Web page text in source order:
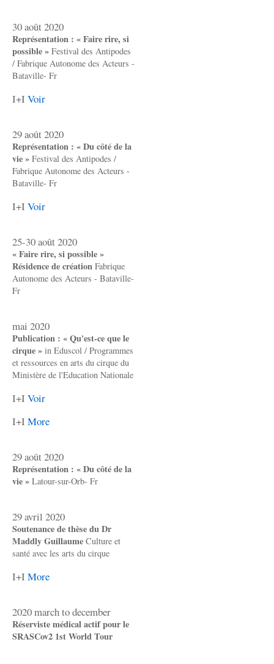
30 août 2020
Représentation : « Faire rire, si
possible » Festival des Antipodes
/ Fabrique Autonome des Acteurs -
Bataville- Fr
I+I Voir
29 août 2020
Représentation : « Du côté de la
vie » Festival des Antipodes /
Fabrique Autonome des Acteurs -
Bataville- Fr
I+I Voir
25-30 août 2020
« Faire rire, si possible »
Résidence de création Fabrique
Autonome des Acteurs - Bataville-
Fr
mai 2020
Publication : « Qu'est-ce que le
cirque » in Eduscol / Programmes
et ressources en arts du cirque du
Ministère de l'Education Nationale
I+I Voir
I+I More
29 août 2020
Représentation : « Du côté de la
vie » Latour-sur-Orb- Fr
29 avril 2020
Soutenance de thèse du Dr
Maddly Guillaume Culture et
santé avec les arts du cirque
I+I More
2020 march to december
Réserviste médical actif pour le
SRASCov2 1st World Tour